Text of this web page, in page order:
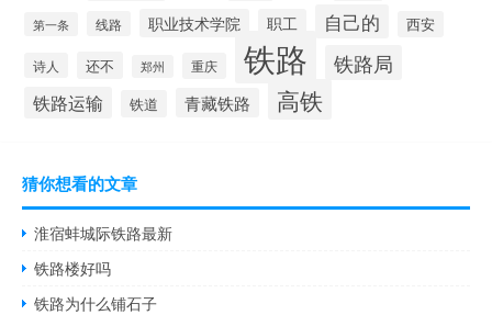
第一条 线路 职业技术学院 职工 自己的 西安
诗人 还不 郑州 重庆 铁路 铁路局
铁路运输 铁道 青藏铁路 高铁
猜你想看的文章
淮宿蚌城际铁路最新
铁路楼好吗
铁路为什么铺石子